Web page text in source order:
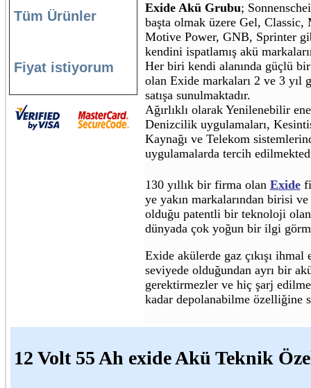
Tüm Ürünler
Fiyat istiyorum
Exide Akü Grubu;
başta olmak üzere Gel, Classic,
Motive Power, GNB, Sprinter
kendini ispatlamış akü
Her biri kendi alanında güçlü
olan Exide markaları 2 ve 3 yıl
satışa sunulmaktadır.
Ağırlıklı olarak Yenilenebilir
Denizcilik uygulamaları,
Kaynağı ve Telekom
uygulamalarda tercih
130 yıllık bir firma olan Exide
ye yakın markalarından birisi
olduğu patentli bir teknoloji
dünyada çok yoğun bir ilgi
Exide akülerde gaz çıkışı
seviyede olduğundan ayrı bir
gerektirmezler ve hiç şarj
kadar depolanabilme özelliğine
12 Volt 55 Ah exide Akü Teknik